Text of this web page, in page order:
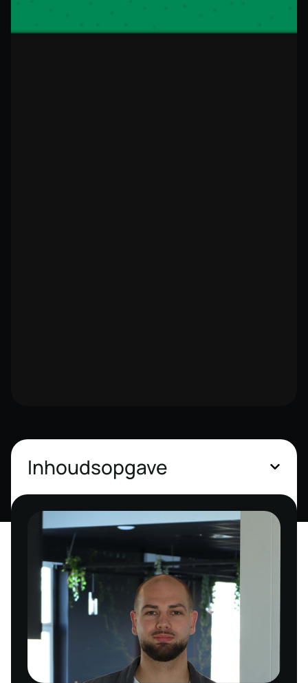
Inhoudsopgave